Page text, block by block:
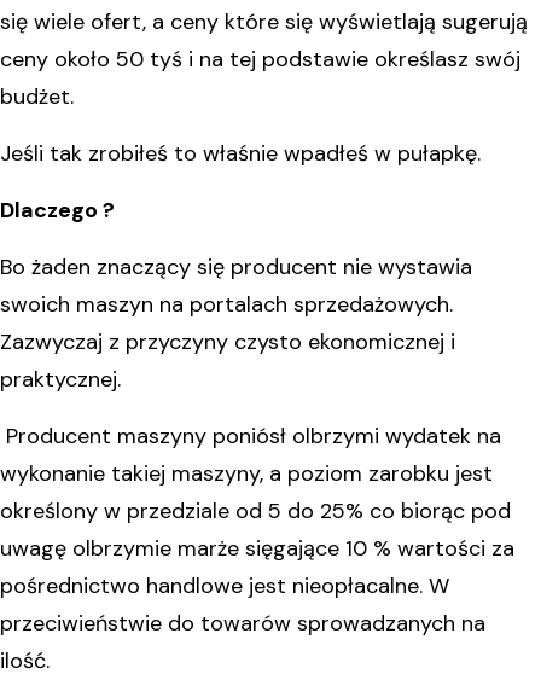
się wiele ofert, a ceny które się wyświetlają sugerują
ceny około 50 tyś i na tej podstawie określasz swój
budżet.
Jeśli tak zrobiłeś to właśnie wpadłeś w pułapkę.
Dlaczego ?
Bo żaden znaczący się producent nie wystawia
swoich maszyn na portalach sprzedażowych.
Zazwyczaj z przyczyny czysto ekonomicznej i
praktycznej.
Producent maszyny poniósł olbrzymi wydatek na
wykonanie takiej maszyny, a poziom zarobku jest
określony w przedziale od 5 do 25% co biorąc pod
uwagę olbrzymie marże sięgające 10 % wartości za
pośrednictwo handlowe jest nieopłacalne. W
przeciwieństwie do towarów sprowadzanych na
ilość.